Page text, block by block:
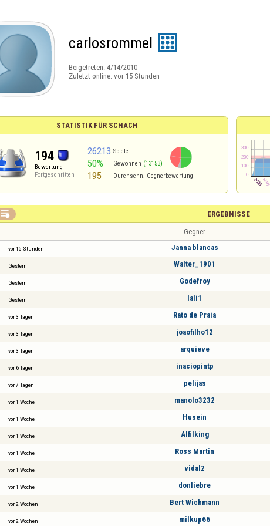
carlosrommel
Beigetreten: 4/14/2010
Zuletzt online: vor 15 Stunden
STATISTIK FÜR SCHACH
194
Bewertung
Fortgeschritten
26213 Spiele
50% Gewonnen (13153)
195 Durchschn. Gegnerbewertung
ERGEBNISSE

Gegner
vor 15 Stunden Janna blancas
Gestern Walter_1901
Gestern Godefroy
Gestern lali1
vor 3 Tagen Rato de Praia
vor 3 Tagen joaofilho12
vor 3 Tagen arquieve
vor 6 Tagen inaciopintp
vor 7 Tagen pelijas
vor 1 Woche manolo3232
vor 1 Woche Husein
vor 1 Woche Alfilking
vor 1 Woche Ross Martin
vor 1 Woche vidal2
vor 1 Woche donliebre
vor 2 Wochen Bert Wichmann
vor 2 Wochen milkup66